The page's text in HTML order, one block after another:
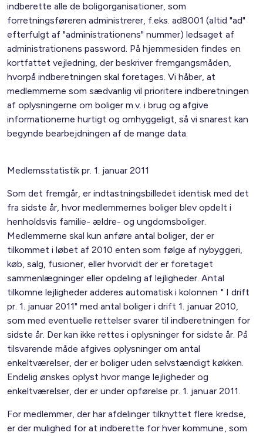
indberette alle de boligorganisationer, som
forretningsføreren administrerer, f.eks. ad8001 (altid "ad"
efterfulgt af "administrationens" nummer) ledsaget af
administrationens password. På hjemmesiden findes en
kortfattet vejledning, der beskriver fremgangsmåden,
hvorpå indberetningen skal foretages. Vi håber, at
medlemmerne som sædvanlig vil prioritere indberetningen
af oplysningerne om boliger m.v. i brug og afgive
informationerne hurtigt og omhyggeligt, så vi snarest kan
begynde bearbejdningen af de mange data.
Medlemsstatistik pr. 1. januar 2011
Som det fremgår, er indtastningsbilledet identisk med det
fra sidste år, hvor medlemmernes boliger blev opdelt i
henholdsvis familie- ældre- og ungdomsboliger.
Medlemmerne skal kun anføre antal boliger, der er
tilkommet i løbet af 2010 enten som følge af nybyggeri,
køb, salg, fusioner, eller hvorvidt der er foretaget
sammenlægninger eller opdeling af lejligheder. Antal
tilkomne lejligheder adderes automatisk i kolonnen " I drift
pr. 1. januar 2011" med antal boliger i drift 1. januar 2010,
som med eventuelle rettelser svarer til indberetningen for
sidste år. Der kan ikke rettes i oplysninger for sidste år. På
tilsvarende måde afgives oplysninger om antal
enkeltværelser, der er boliger uden selvstændigt køkken.
Endelig ønskes oplyst hvor mange lejligheder og
enkeltværelser, der er under opførelse pr. 1. januar 2011.
For medlemmer, der har afdelinger tilknyttet flere kredse,
er der mulighed for at indberette for hver kommune, som